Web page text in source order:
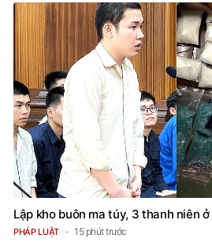
Lập kho buôn ma túy, 3 thanh niên
PHÁP LUẬT 15 phút trước